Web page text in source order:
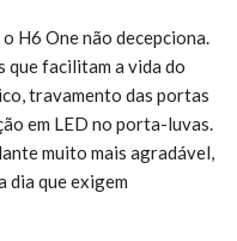
H6 One não decepciona.
que facilitam a vida do
travamento das portas
em LED no porta-luvas.
muito mais agradável,
dia que exigem